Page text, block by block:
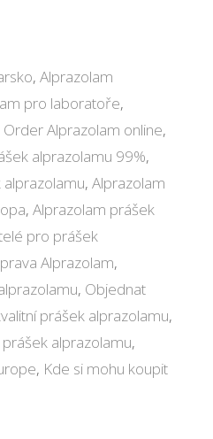
,Alprazolam
pro laboratoře,
Order Alprazolam online,
alprazolamu 99%,
,Alprazolam
,Alprazolam prášek
pro prášek
Alprazolam,
, Objednat
prášek alprazolamu,
prášek alprazolamu,
, Kde si mohu koupit